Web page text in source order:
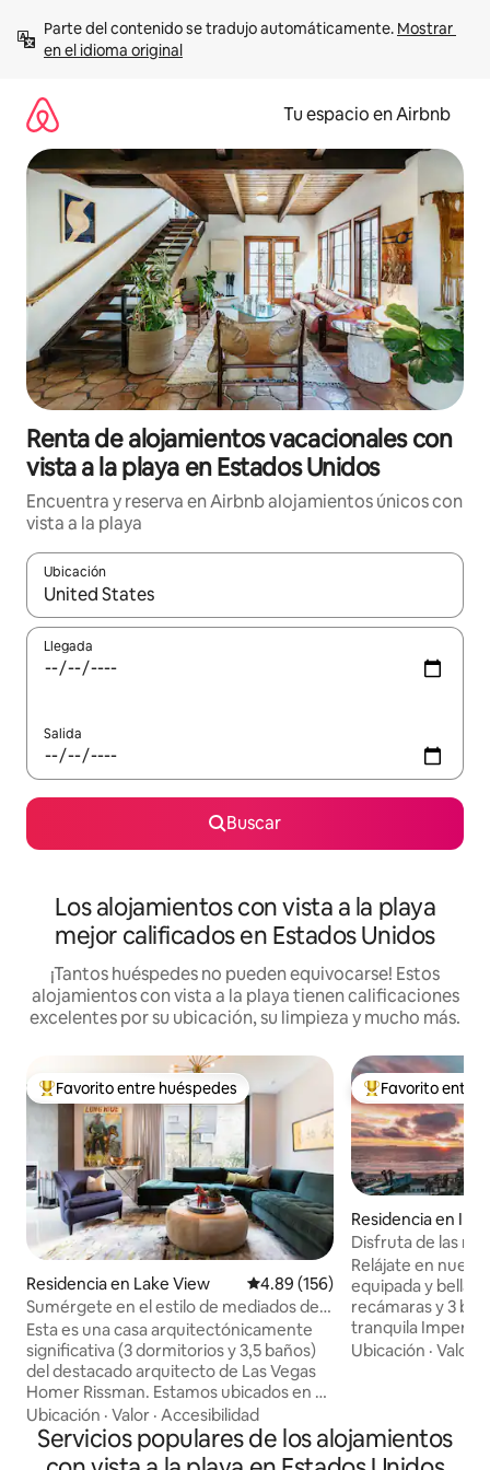
contenido
Parte del contenido se tradujo automáticamente. Mostrar
en el idioma original
Tu espacio en Airbnb
Renta de alojamientos vacacionales con
vista a la playa en Estados Unidos
Encuentra y reserva en Airbnb alojamientos únicos con
vista a la playa
Ubicación
Cuando los resultados estén disponibles, podrás navegar
Llegada
Salida
Buscar
Los alojamientos con vista a la playa
mejor calificados en Estados Unidos
¡Tantos huéspedes no pueden equivocarse! Estos
alojamientos con vista a la playa tienen calificaciones
excelentes por su ubicación, su limpieza y mucho más.
De los mejores en Favorito entre huéspedes
Favorito entre huéspedes
Residencia en Lake View Calificación promedio: 4.89 de
4.89 (156)
Sumérgete en el estilo de mediados de
siglo en Wrigleyville y Boystown
Esta es una casa arquitectónicamente
significativa (3 dormitorios y 3,5 baños)
del destacado arquitecto de Las Vegas
Homer Rissman. Estamos ubicados en el
corazón de East Lakeview, a solo media
cuadra del lago Michigan y Lincoln Park, y
a cuadras de Wrigley Field y Boystown.
Ubicación · Valor · Accesibilidad
De los mejores
Favorito entre
Residencia en
h
Disfruta de las
puestas de sol en
playa
Relájate en
equipada y
recámaras y 3
tranquila Imperial Beach.
copa de vino
contemporánea
las animadas
Ubicación ·Valor
Servicios populares de los alojamientos